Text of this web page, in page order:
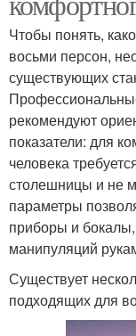
Чтобы понять,
восьми персон,
существующих
рекомендуют
показатели: для
человека
столешницы и не
параметры
приборы и
манипуляций
Существует
подходящих для